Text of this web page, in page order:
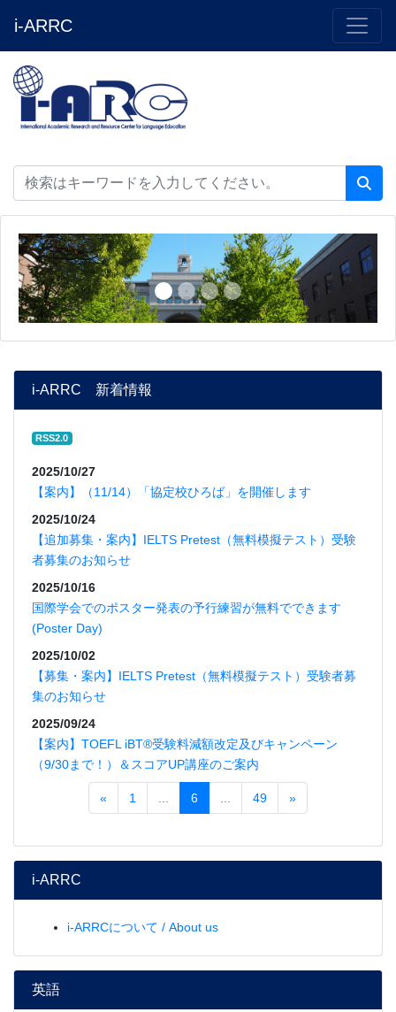
i-ARRC
i-ARRC 新着情報
RSS2.0
2025/10/27
【案内】（11/14）「協定校ひろば」を開催します
2025/10/24
【追加募集・案内】IELTS Pretest（無料模擬テスト）受験
者募集のお知らせ
2025/10/16
国際学会でのポスター発表の予行練習が無料でできます
(Poster Day)
2025/10/02
【募集・案内】IELTS Pretest（無料模擬テスト）受験者募
集のお知らせ
2025/09/24
【案内】TOEFL iBT®受験料減額改定及びキャンペーン
（9/30まで！）＆スコアUP講座のご案内
« 1 ... 6 ... 49 »
i-ARRC
i-ARRCについて / About us
英語